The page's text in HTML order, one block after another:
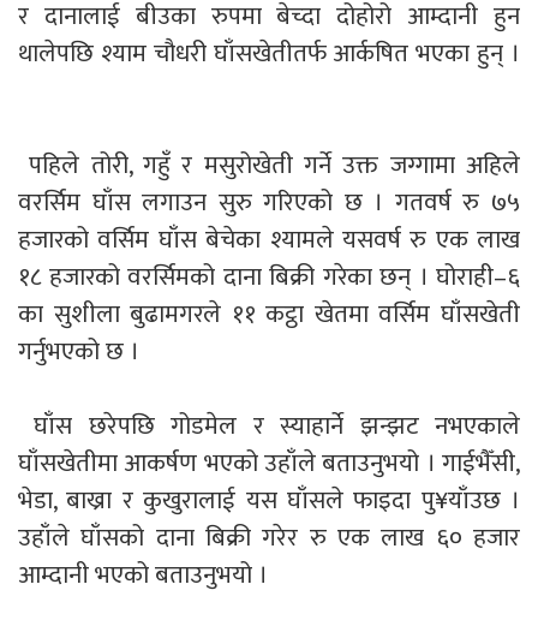
र दानालाई बीउका रुपमा बेच्दा दोहोरो आम्दानी हुन
थालेपछि श्याम चौधरी घाँसखेतीतर्फ आर्कषित भएका हुन् ।
पहिले तोरी, गहुँ र मसुरोखेती गर्ने उक्त जग्गामा अहिले
वरर्सिम घाँस लगाउन सुरु गरिएको छ । गतवर्ष रु ७५
हजारको वर्सिम घाँस बेचेका श्यामले यसवर्ष रु एक लाख
१८ हजारको वरर्सिमको दाना बिक्री गरेका छन् । घोराही–६
का सुशीला बुढामगरले ११ कट्ठा खेतमा वर्सिम घाँसखेती
गर्नुभएको छ ।
घाँस छरेपछि गोडमेल र स्याहार्ने झन्झट नभएकाले
घाँसखेतीमा आकर्षण भएको उहाँले बताउनुभयो । गाईभैँसी,
भेडा, बाख्रा र कुखुरालाई यस घाँसले फाइदा पु¥याँउछ ।
उहाँले घाँसको दाना बिक्री गरेर रु एक लाख ६० हजार
आम्दानी भएको बताउनुभयो ।